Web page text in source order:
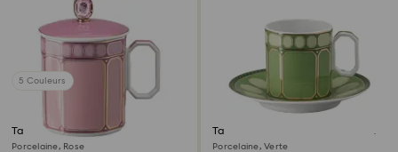
5 Couleurs
Tasse avec couvercle Signum
Porcelaine, Rose
Tasse à café avec sous-tasse
Signum
Porcelaine, Verte